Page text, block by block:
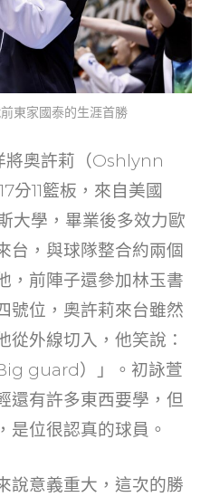
東家國泰的生涯首勝
將奧許莉（Oshlynn
分11籃板，來自美國
大學，畢業後多效力歐
台，與球隊整合約兩個
，前陣子還參加林玉書
號位，奧許莉來台雖然
從外線切入，他笑說：
guard）」。初詠萱
還有許多東西要學，但
是位很認真的球員。
說意義重大，這次的勝